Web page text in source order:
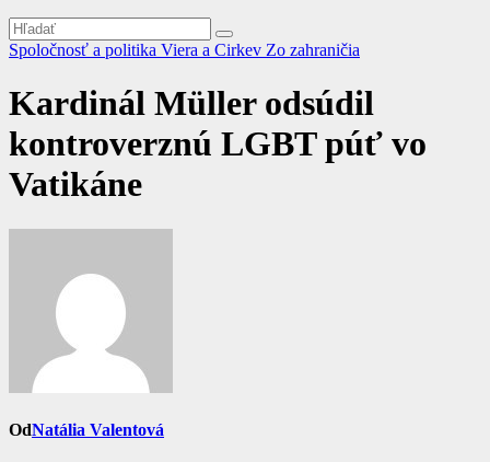
Spoločnosť a politika Viera a Cirkev Zo zahraničia
Kardinál Müller odsúdil
kontroverznú LGBT púť vo
Vatikáne
OdNatália Valentová